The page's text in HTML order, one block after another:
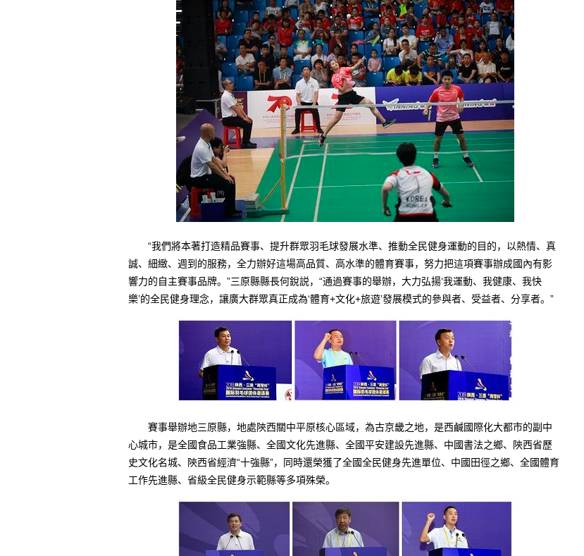
“我們將本著打造精品賽事、提升群眾羽毛球發展水準、推動全民健身運動的目的，以熱情、真
誠、細緻、週到的服務，全力辦好這場高品質、高水準的體育賽事，努力把這項賽事辦成國內有影
響力的自主賽事品牌。”三原縣縣長何銳説，“通過賽事的舉辦，大力弘揚‘我運動、我健康、我快
樂’的全民健身理念，讓廣大群眾真正成為‘體育+文化+旅遊’發展模式的參與者、受益者、分享者。”
賽事舉辦地三原縣，地處陝西關中平原核心區域，為古京畿之地，是西鹹國際化大都市的副中
心城市，是全國食品工業強縣、全國文化先進縣、全國平安建設先進縣、中國書法之鄉、陝西省歷
史文化名城、陝西省經濟“十強縣”，同時還榮獲了全國全民健身先進單位、中國田徑之鄉、全國體育
工作先進縣、省級全民健身示範縣等多項殊榮。